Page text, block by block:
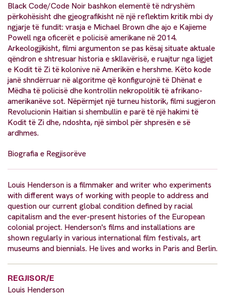
Black Code/Code Noir bashkon elementë të ndryshëm
përkohësisht dhe gjeografikisht në një reflektim kritik mbi dy
ngjarje të fundit: vrasja e Michael Brown dhe ajo e Kajieme
Powell nga oficerët e policisë amerikane në 2014.
Arkeologjikisht, filmi argumenton se pas kësaj situate aktuale
qëndron e shtresuar historia e skllavërisë, e ruajtur nga ligjet
e Kodit të Zi të kolonive në Amerikën e hershme. Këto kode
janë shndërruar në algoritme që konfigurojnë të Dhënat e
Mëdha të policisë dhe kontrollin nekropolitik të afrikano-
amerikanëve sot. Nëpërmjet një turneu historik, filmi sugjeron
Revolucionin Haitian si shembullin e parë të një hakimi të
Kodit të Zi dhe, ndoshta, një simbol për shpresën e së
ardhmes.
Biografia e Regjisorëve
Louis Henderson is a filmmaker and writer who experiments
with different ways of working with people to address and
question our current global condition defined by racial
capitalism and the ever-present histories of the European
colonial project. Henderson's films and installations are
shown regularly in various international film festivals, art
museums and biennials. He lives and works in Paris and Berlin.
REGJISOR/E
Louis Henderson